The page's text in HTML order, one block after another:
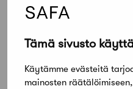
Tämä sivusto
Käytämme evästeitä
mainosten
SAFA-TEK -jäsenyydestä:
Vastavalmistuneet
Tekniikan Akateemisiin